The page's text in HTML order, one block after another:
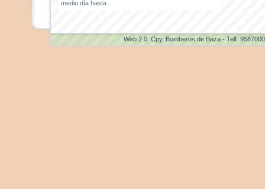
medio día hasta...
Web 2.0 . Cpy. Bomberos de Baza - Telf.